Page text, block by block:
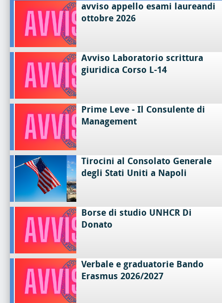
avviso appello esami laureandi
ottobre 2026
Avviso Laboratorio scrittura
giuridica Corso L-14
Prime Leve - Il Consulente di
Management
Tirocini al Consolato Generale
degli Stati Uniti a Napoli
Borse di studio UNHCR Di
Donato
Verbale e graduatorie Bando
Erasmus 2026/2027